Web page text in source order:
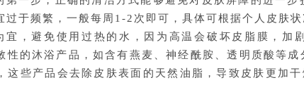
过于频繁，一般每周1-2次即可，具体可根据个人皮肤
宜，避免使用过热的水，因为高温会破坏皮脂膜，加
性的沐浴产品，如含有燕麦、神经酰胺、透明质酸等
这些产品会去除皮肤表面的天然油脂，导致皮肤更加